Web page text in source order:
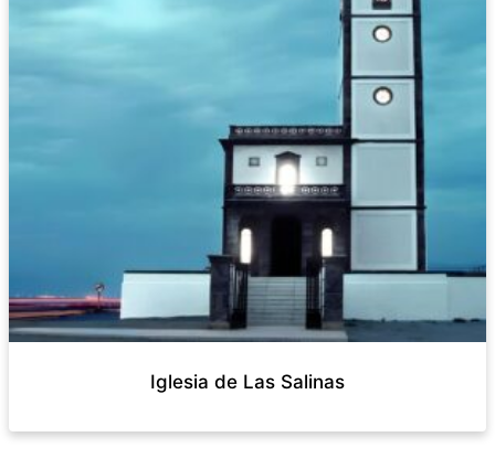
Iglesia de Las Salinas